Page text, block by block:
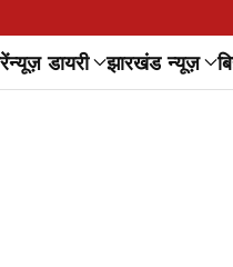
न्यूज़ डायरी झारखंड न्यूज़